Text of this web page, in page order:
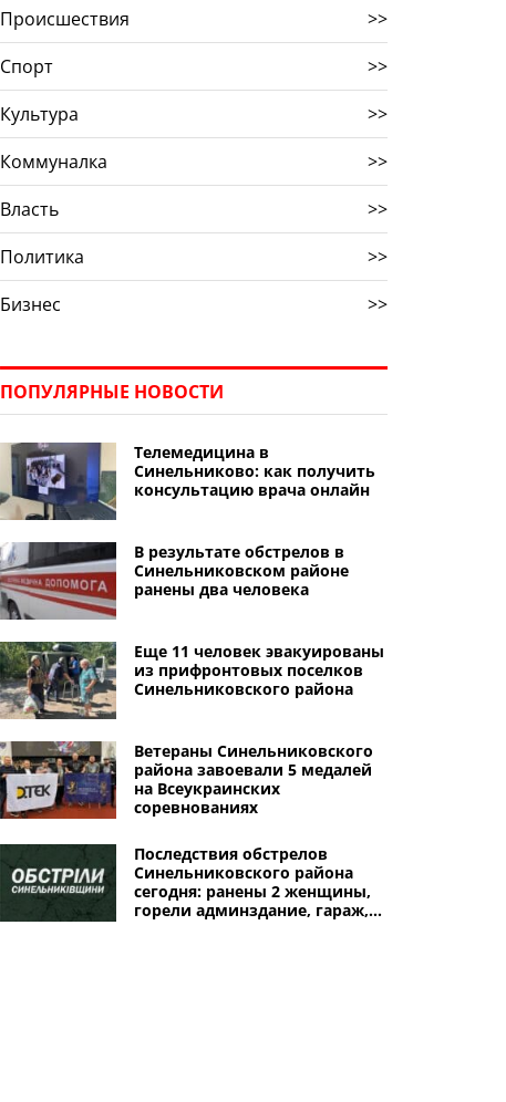
Происшествия
>>
Спорт
>>
Культура
>>
Коммуналка
>>
Власть
>>
Политика
>>
Бизнес
>>
ПОПУЛЯРНЫЕ НОВОСТИ
Телемедицина в
Синельниково: как получить
консультацию врача онлайн
В результате обстрелов в
Синельниковском районе
ранены два человека
Еще 11 человек эвакуированы
из прифронтовых поселков
Синельниковского района
Ветераны Синельниковского
района завоевали 5 медалей
на Всеукраинских
соревнованиях
Последствия обстрелов
Синельниковского района
сегодня: ранены 2 женщины,
горели админздание, гараж,